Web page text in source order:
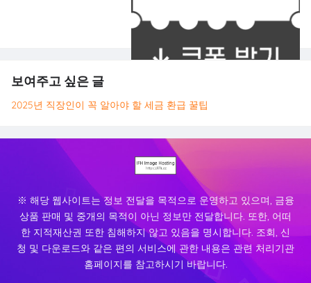
보여주고 싶은 글
2025년 직장인이 꼭 알아야 할 세금 환급 꿀팁
※ 해당 웹사이트는 정보 전달을 목적으로 운영하고 있으며, 금융
상품 판매 및 중개의 목적이 아닌 정보만 전달합니다. 또한, 어떠
한 지적재산권 또한 침해하지 않고 있음을 명시합니다. 조회, 신
청 및 다운로드와 같은 편의 서비스에 관한 내용은 관련 처리기관
홈페이지를 참고하시기 바랍니다.